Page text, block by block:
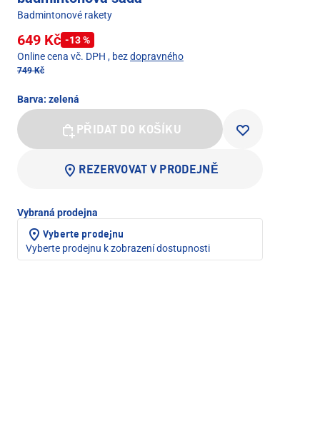
Badmintonové rakety
649 Kč -13 %
Online cena vč. DPH , bezdopravného
749 Kč
Barva: zelená
PŘIDAT DO KOŠÍKU
REZERVOVAT V PRODEJNĚ
Vybraná prodejna
Vyberte prodejnu
Vyberte prodejnu k zobrazení dostupnosti